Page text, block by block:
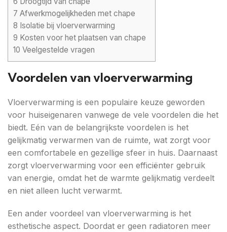
7 Afwerkmogelijkheden met chape
8 Isolatie bij vloerverwarming
9 Kosten voor het plaatsen van chape
10 Veelgestelde vragen
Voordelen van vloerverwarming
Vloerverwarming is een populaire keuze geworden
voor huiseigenaren vanwege de vele voordelen die het
biedt. Eén van de belangrijkste voordelen is het
gelijkmatig verwarmen van de ruimte, wat zorgt voor
een comfortabele en gezellige sfeer in huis. Daarnaast
zorgt vloerverwarming voor een efficiënter gebruik
van energie, omdat het de warmte gelijkmatig verdeelt
en niet alleen lucht verwarmt.
Een ander voordeel van vloerverwarming is het
esthetische aspect. Doordat er geen radiatoren meer